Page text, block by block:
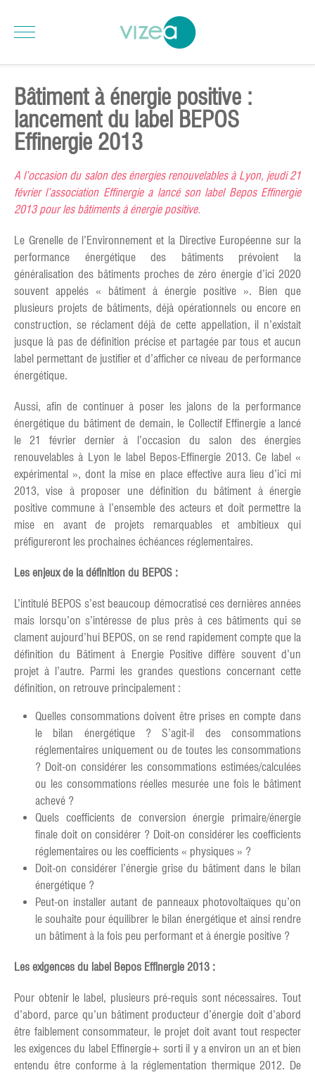
Bâtiment à énergie positive :
lancement du label BEPOS
Effinergie 2013
A l’occasion du salon des énergies renouvelables à Lyon, jeudi 21
février l’association Effinergie a lancé son label Bepos Effinergie
2013 pour les bâtiments à énergie positive.
Le Grenelle de l’Environnement et la Directive Européenne sur la
performance énergétique des bâtiments prévoient la
généralisation des bâtiments proches de zéro énergie d’ici 2020
souvent appelés « bâtiment à énergie positive ». Bien que
plusieurs projets de bâtiments, déjà opérationnels ou encore en
construction, se réclament déjà de cette appellation, il n’existait
jusque là pas de définition précise et partagée par tous et aucun
label permettant de justifier et d’afficher ce niveau de performance
énergétique.
Aussi, afin de continuer à poser les jalons de la performance
énergétique du bâtiment de demain, le Collectif Effinergie a lancé
le 21 février dernier à l’occasion du salon des énergies
renouvelables à Lyon le label Bepos-Effinergie 2013. Ce label «
expérimental », dont la mise en place effective aura lieu d’ici mi
2013, vise à proposer une définition du bâtiment à énergie
positive commune à l’ensemble des acteurs et doit permettre la
mise en avant de projets remarquables et ambitieux qui
préfigureront les prochaines échéances réglementaires.
Les enjeux de la définition du BEPOS :
L’intitulé BEPOS s’est beaucoup démocratisé ces dernières années
mais lorsqu’on s’intéresse de plus près à ces bâtiments qui se
clament aujourd’hui BEPOS, on se rend rapidement compte que la
définition du Bâtiment à Energie Positive diffère souvent d’un
projet à l’autre. Parmi les grandes questions concernant cette
définition, on retrouve principalement :
Quelles consommations doivent être prises en compte dans
le bilan énergétique ? S’agit-il des consommations
réglementaires uniquement ou de toutes les consommations
? Doit-on considérer les consommations estimées/calculées
ou les consommations réelles mesurée une fois le bâtiment
achevé ?
Quels coefficients de conversion énergie primaire/énergie
finale doit on considérer ? Doit-on considérer les coefficients
réglementaires ou les coefficients « physiques » ?
Doit-on considérer l’énergie grise du bâtiment dans le bilan
énergétique ?
Peut-on installer autant de panneaux photovoltaïques qu’on
le souhaite pour équilibrer le bilan énergétique et ainsi rendre
un bâtiment à la fois peu performant et à énergie positive ?
Les exigences du label Bepos Effinergie 2013 :
Pour obtenir le label, plusieurs pré-requis sont nécessaires. Tout
d’abord, parce qu’un bâtiment producteur d’énergie doit d’abord
être faiblement consommateur, le projet doit avant tout respecter
les exigences du label Effinergie+ sorti il y a environ un an et bien
entendu être conforme à la réglementation thermique 2012. De